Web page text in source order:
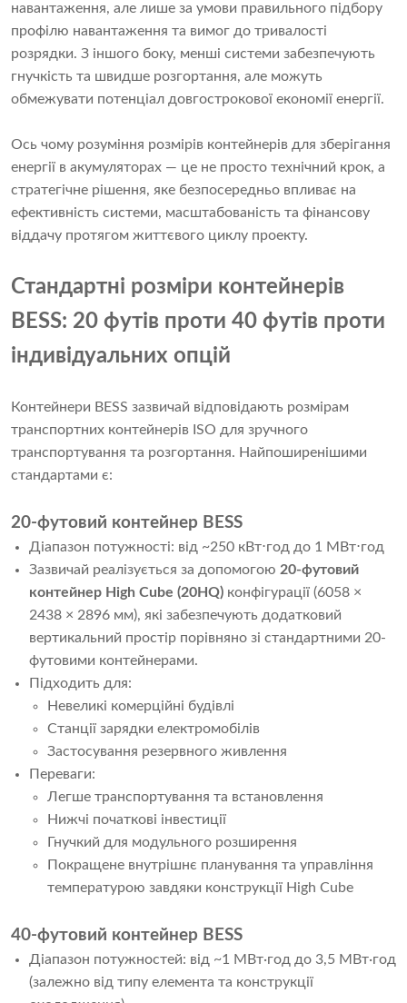
навантаження, але лише за умови правильного підбору
профілю навантаження та вимог до тривалості
розрядки. З іншого боку, менші системи забезпечують
гнучкість та швидше розгортання, але можуть
обмежувати потенціал довгострокової економії енергії.
Ось чому розуміння розмірів контейнерів для зберігання
енергії в акумуляторах — це не просто технічний крок, а
стратегічне рішення, яке безпосередньо впливає на
ефективність системи, масштабованість та фінансову
віддачу протягом життєвого циклу проекту.
Стандартні розміри контейнерів
BESS: 20 футів проти 40 футів проти
індивідуальних опцій
Контейнери BESS зазвичай відповідають розмірам
транспортних контейнерів ISO для зручного
транспортування та розгортання. Найпоширенішими
стандартами є:
20-футовий контейнер BESS
Діапазон потужності: від ~250 кВт⋅год до 1 МВт⋅год
Зазвичай реалізується за допомогою 20-футовий
контейнер High Cube (20HQ) конфігурації (6058 ×
2438 × 2896 мм), які забезпечують додатковий
вертикальний простір порівняно зі стандартними 20-
футовими контейнерами.
Підходить для:
Невеликі комерційні будівлі
Станції зарядки електромобілів
Застосування резервного живлення
Переваги:
Легше транспортування та встановлення
Нижчі початкові інвестиції
Гнучкий для модульного розширення
Покращене внутрішнє планування та управління
температурою завдяки конструкції High Cube
40-футовий контейнер BESS
Діапазон потужностей: від ~1 МВт·год до 3,5 МВт·год
(залежно від типу елемента та конструкції